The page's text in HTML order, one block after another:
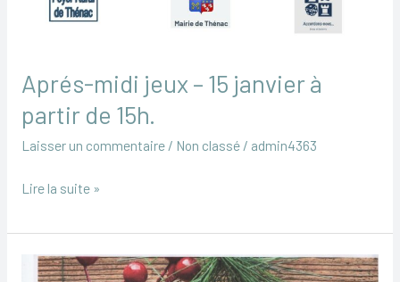
Aprés-midi jeux – 15 janvier à
partir de 15h.
Laisser un commentaire / Non classé/ admin4363
Lire la suite »
Marché